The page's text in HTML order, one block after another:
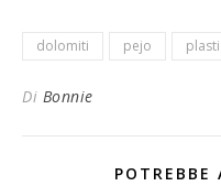
dolomiti pejo
Di Bonnie
POTREBBE